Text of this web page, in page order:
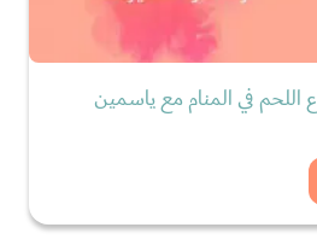
اللحم في المنام مع ياسمين